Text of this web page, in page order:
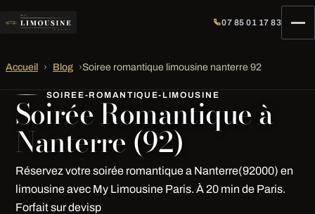
07 85 01 17 83
Accueil › Blog ›Soiree romantique limousine nanterre 92
SOIREE-ROMANTIQUE-LIMOUSINE
Soirée Romantique à
Nanterre (92)
Réservez votre soirée romantique a Nanterre(92000) en
limousine avec My Limousine Paris. À 20 min de Paris.
Forfait sur devisp